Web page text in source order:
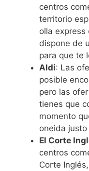
centros
territorio
olla
dispone de
para que te
Aldi: Las
posible
pero las
tienes que
momento
oneida
El Corte
centros
Corte